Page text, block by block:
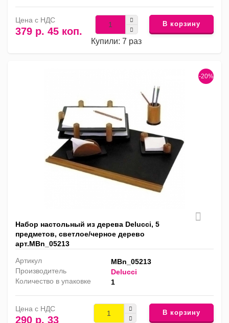
Цена с НДС
379 р. 45 коп.
Купили: 7 раз
В корзину
-20%
Набор настольный из дерева Delucci, 5
предметов, светлое/черное дерево
арт.MBn_05213
Артикул
MBn_05213
Производитель
Delucci
Количество в упаковке
1
Цена с НДС
290 р. 33
В корзину